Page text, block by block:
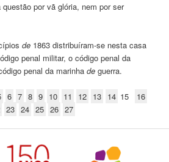
por vã glória, nem por ser
de 1863 distribuíram-se nesta casa
penal militar, o código penal da
penal da marinhade guerra.
6 7 8 9 10 11 12 13 14 15
16
23 24 25 26 27